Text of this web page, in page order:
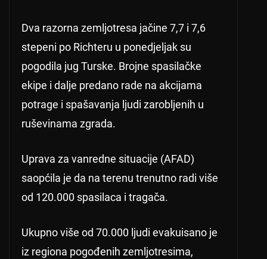
Dva razorna zemljotresa jačine 7,7 i 7,6
stepeni po Richteru u ponedjeljak su
pogodila jug Turske. Brojne spasilačke
ekipe i dalje predano rade na akcijama
potrage i spašavanja ljudi zarobljenih u
ruševinama zgrada.
Uprava za vanredne situacije (AFAD)
saopćila je da na terenu trenutno radi više
od 120.000 spasilaca i tragača.
Ukupno više od 70.000 ljudi evakuisano je
iz regiona pogođenih zemljotresima,